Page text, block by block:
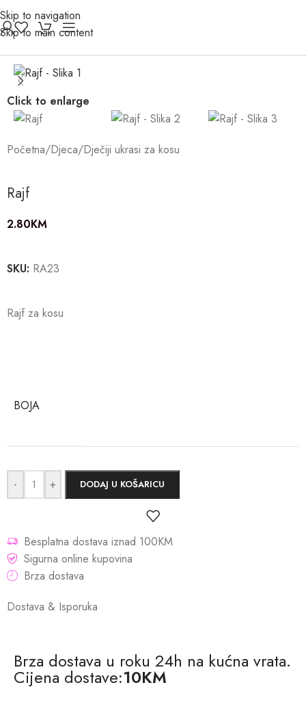
Skip to navigation
Skip to main content
Click to enlarge
Početna/Djeca/Dječiji ukrasi za kosu
Rajf
2.80KM
SKU: RA23
Rajf za kosu
BOJA
- + DODAJ U KOŠARICU
Besplatna dostava iznad 100KM
Sigurna online kupovina
Brza dostava
Dostava & Isporuka
Brza dostava u roku 24h na kućna vrata.
Cijena dostave:10KM